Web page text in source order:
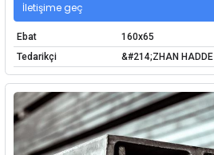
İletişime geç
Ebat
160x65
Tedarikçi
&#214;ZHAN HADDE